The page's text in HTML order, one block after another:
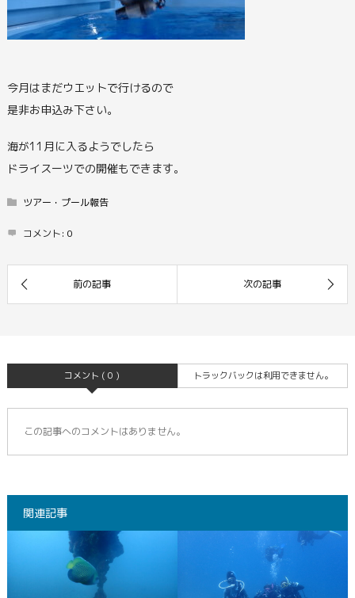
今月はまだウエットで行けるので
是非お申込み下さい。
海が11月に入るようでしたら
ドライスーツでの開催もできます。
ツアー・プール報告
コメント: 0
コメント ( 0 ) トラックバックは利用できません。
この記事へのコメントはありません。
関連記事